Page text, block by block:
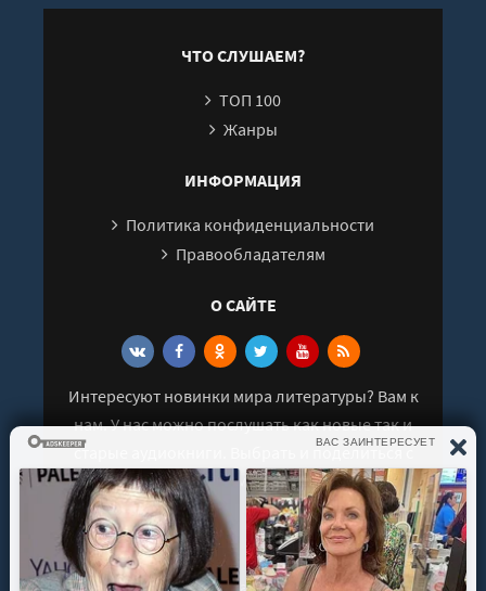
ЧТО СЛУШАЕМ?
ТОП 100
Жанры
ИНФОРМАЦИЯ
Политика конфиденциальности
Правообладателям
О САЙТЕ
Интересуют новинки мира литературы? Вам к
нам. У нас можно послушать как новые так и
старые аудиокниги. Выбрать и поделиться с
друзьями лучшими аудиокнигами!
© 2021 - 2026 kniga-audio.net. Все права